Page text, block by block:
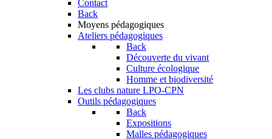
Contact
Back
Moyens pédagogiques
Ateliers pédagogiques
Back
Découverte du vivant
Culture écologique
Homme et biodiversité
Les clubs nature LPO-CPN
Outils pédagogiques
Back
Expositions
Malles pédagogiques